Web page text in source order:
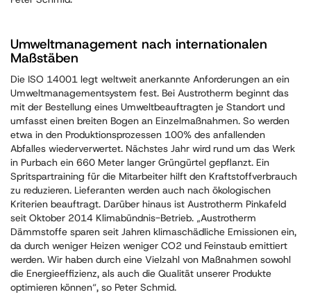
Umweltmanagement nach internationalen
Maßstäben
Die ISO 14001 legt weltweit anerkannte Anforderungen an ein
Umweltmanagementsystem fest. Bei Austrotherm beginnt das
mit der Bestellung eines Umweltbeauftragten je Standort und
umfasst einen breiten Bogen an Einzelmaßnahmen. So werden
etwa in den Produktionsprozessen 100% des anfallenden
Abfalles wiederverwertet. Nächstes Jahr wird rund um das Werk
in Purbach ein 660 Meter langer Grüngürtel gepflanzt. Ein
Spritspartraining für die Mitarbeiter hilft den Kraftstoffverbrauch
zu reduzieren. Lieferanten werden auch nach ökologischen
Kriterien beauftragt. Darüber hinaus ist Austrotherm Pinkafeld
seit Oktober 2014 Klimabündnis-Betrieb. „Austrotherm
Dämmstoffe sparen seit Jahren klimaschädliche Emissionen ein,
da durch weniger Heizen weniger CO2 und Feinstaub emittiert
werden. Wir haben durch eine Vielzahl von Maßnahmen sowohl
die Energieeffizienz, als auch die Qualität unserer Produkte
optimieren können“, so Peter Schmid.